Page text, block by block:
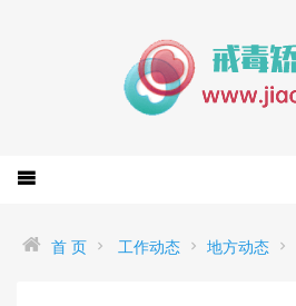
首 页 工作动态 地方动态